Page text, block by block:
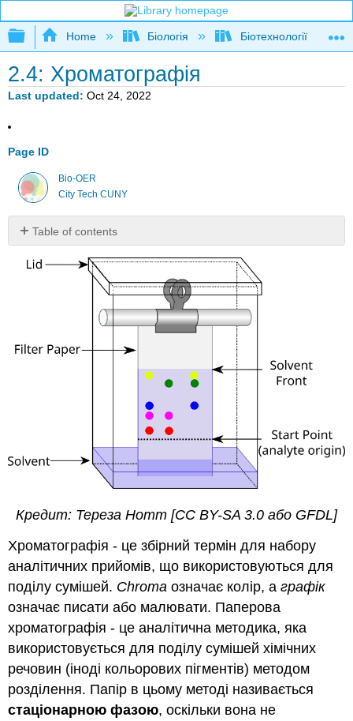
Expand/collapse global hierarchy
Home Біологія Біотехнології
2.4: Хроматографія
Last updated Oct 24, 2022
Page ID
Bio-OER
City Tech CUNY
Table of contents
харчові
використовуються
кольорових
затверджені
еталонних
стандартів
Таблиця
невідомих
Відображати
Кредит: Тереза Нотт [CC BY-SA 3.0 або GFDL]
Хроматографія - це збірний термін для набору
аналітичних прийомів, що використовуються для
поділу сумішей. Chroma означає колір, аграфік
означає писати або малювати. Паперова
хроматографія - це аналітична методика, яка
використовується для поділу сумішей хімічних
речовин (іноді кольорових пігментів) методом
розділення. Папір в цьому методі називається
стаціонарною фазою, оскільки вона не